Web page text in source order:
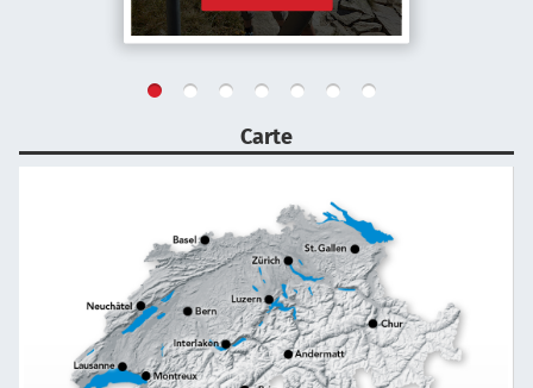
Carte